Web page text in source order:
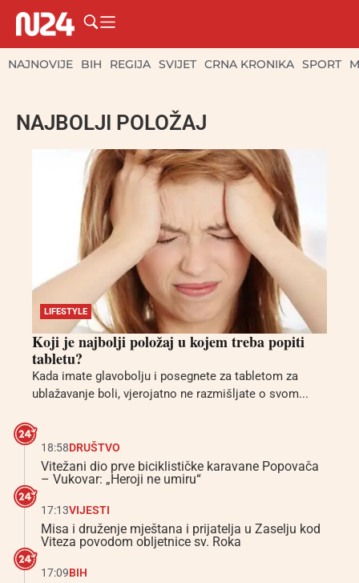
NAJNOVIJE BIH REGIJA SVIJET CRNA KRONIKA SPORT
NAJBOLJI POLOŽAJ
LIFESTYLE
Koji je najbolji položaj u kojem treba popiti
tabletu?
Kada imate glavobolju i posegnete za tabletom za
ublažavanje boli, vjerojatno ne razmišljate o svom...
18:58DRUŠTVO
Vitežani dio prve biciklističke karavane Popovača
– Vukovar: „Heroji ne umiru“
17:13VIJESTI
Misa i druženje mještana i prijatelja u Zaselju kod
Viteza povodom obljetnice sv. Roka
17:09BIH